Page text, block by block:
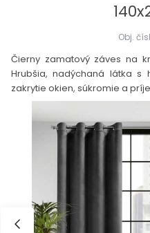
Obj.
Čierny zamatový záves na
Hrubšia, nadýchaná látka s
zakrytie okien, súkromie a